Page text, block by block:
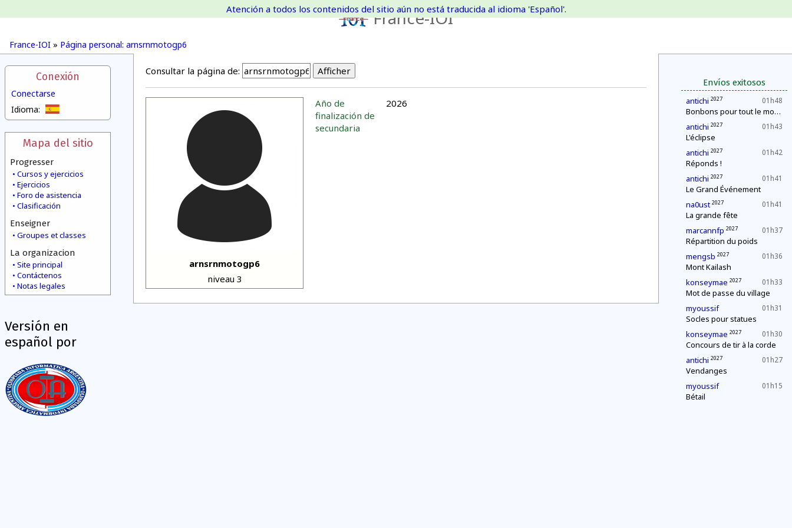
France-IOI
France-IOI » Página personal: arnsrnmotogp6
Atención a todos los contenidos del sitio aún no está traducida al idioma 'Español'.
Conexión
Conectarse
Idioma:
Mapa del sitio
Progresser
Cursos y ejercicios
Ejercicios
Foro de asistencia
Clasificación
Enseigner
Groupes et classes
La organizacion
Site principal
Contáctenos
Notas legales
Versión en
español por
Envíos exitosos
01h48
antichi 2027
Bonbons pour tout le monde !
01h43
antichi 2027
L'éclipse
01h42
antichi 2027
Réponds !
01h41
antichi 2027
Le Grand Événement
01h41
na0ust 2027
La grande fête
01h37
marcannfp 2027
Répartition du poids
01h36
mengsb 2027
Mont Kailash
01h33
konseymae 2027
Mot de passe du village
01h31
myoussif
Socles pour statues
01h30
konseymae 2027
Concours de tir à la corde
01h27
antichi 2027
Vendanges
01h15
myoussif
Bétail
Consultar la página de:
arnsrnmotogp6
niveau 3
Año de
finalización de
secundaria
2026